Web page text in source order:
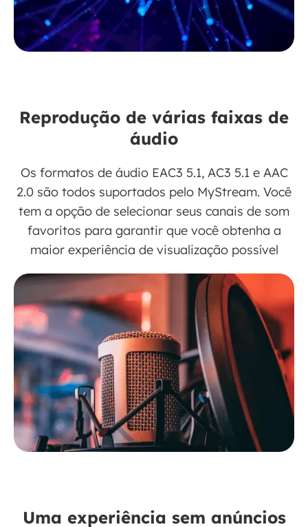
Reprodução de várias faixas de
áudio
Os formatos de áudio EAC3 5.1, AC3 5.1 e AAC
2.0 são todos suportados pelo MyStream. Você
tem a opção de selecionar seus canais de som
favoritos para garantir que você obtenha a
maior experiência de visualização possível
Uma experiência sem anúncios